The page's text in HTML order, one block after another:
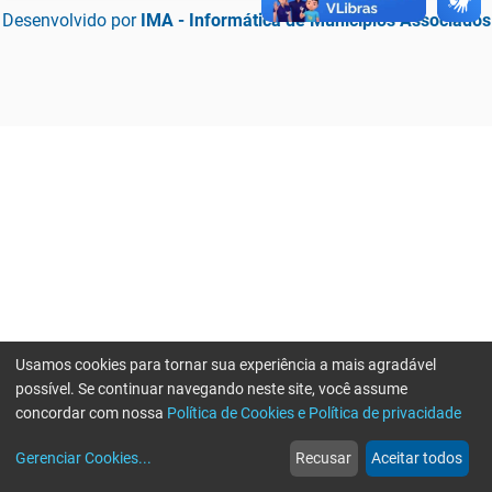
Desenvolvido por IMA - Informática de Municípios Associados
web
Notícias
more_horiz
Mais
Usamos cookies para tornar sua experiência a mais agradável
possível. Se continuar navegando neste site, você assume
concordar com nossa Política de Cookies e Política de privacidade
Gerenciar Cookies... Recusar Aceitar todos
Erro ao enviar informações, por favor tente novamente